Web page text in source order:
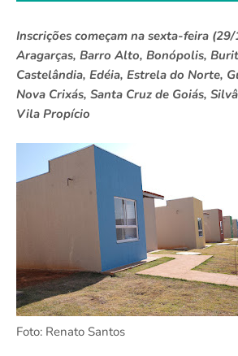
Inscrições começam na sexta-feira
Aragarças, Barro Alto, Bonópolis,
Castelândia, Edéia, Estrela do Norte,
Nova Crixás, Santa Cruz de Goiás,
Vila Propício
Foto: Renato Santos